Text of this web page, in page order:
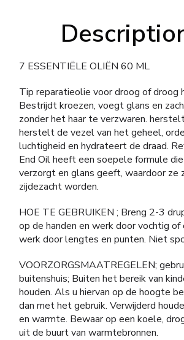
7 ESSENTIËLE OLIËN 60 ML
Tip reparatieolie voor droog of droog
Bestrijdt kroezen, voegt glans en
zonder het haar te verzwaren.
herstelt de vezel van het geheel,
luchtigheid en hydrateert de draad.
End Oil heeft een soepele formule
verzorgt en glans geeft, waardoor ze
zijdezacht worden.
HOE TE GEBRUIKEN ; Breng 2-3
op de handen en werk door vochtig of
werk door lengtes en punten. Niet
VOORZORGSMAATREGELEN;
buitenshuis; Buiten het bereik van
houden. Als u hiervan op de hoogte
dan met het gebruik. Verwijderd
en warmte. Bewaar op een koele,
uit de buurt van warmtebronnen.